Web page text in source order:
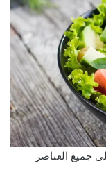
جميع العناصر